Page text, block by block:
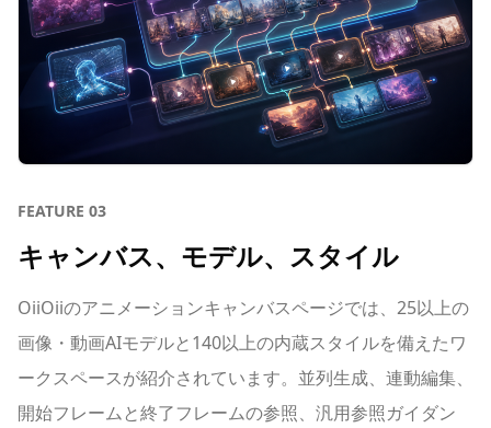
FEATURE 03
キャンバス、モデル、スタイル
OiiOiiのアニメーションキャンバスページでは、25以上の
画像・動画AIモデルと140以上の内蔵スタイルを備えたワ
ークスペースが紹介されています。並列生成、連動編集、
開始フレームと終了フレームの参照、汎用参照ガイダン